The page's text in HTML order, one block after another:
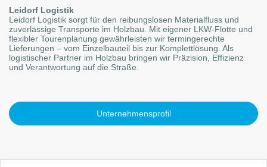
Leidorf Logistik
Leidorf Logistik sorgt für den reibungslosen Materialfluss und
zuverlässige Transporte im Holzbau. Mit eigener LKW-Flotte und
flexibler Tourenplanung gewährleisten wir termingerechte
Lieferungen – vom Einzelbauteil bis zur Komplettlösung. Als
logistischer Partner im Holzbau bringen wir Präzision, Effizienz
und Verantwortung auf die Straße.
Unternehmensprofil